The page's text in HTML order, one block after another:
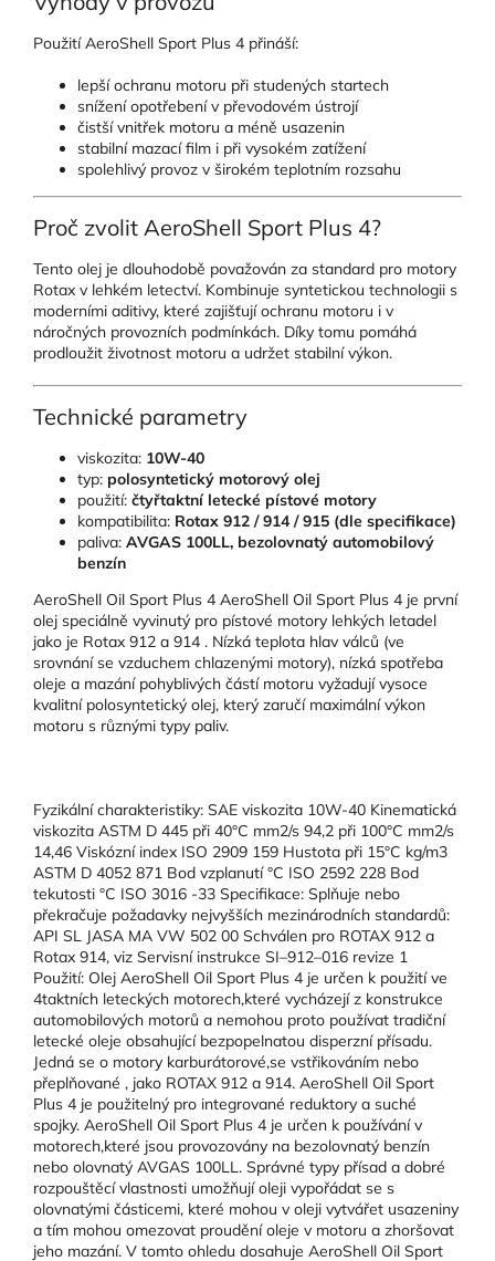
Použití AeroShell Sport Plus 4 přináší:
lepší ochranu motoru při studených startech
snížení opotřebení v převodovém ústrojí
čistší vnitřek motoru a méně usazenin
stabilní mazací film i při vysokém zatížení
spolehlivý provoz v širokém teplotním rozsahu
Proč zvolit AeroShell Sport Plus 4?
Tento olej je dlouhodobě považován za standard pro motory
Rotax v lehkém letectví. Kombinuje syntetickou technologii s
moderními aditivy, které zajišťují ochranu motoru i v
náročných provozních podmínkách. Díky tomu pomáhá
prodloužit životnost motoru a udržet stabilní výkon.
Technické parametry
viskozita: 10W-40
typ: polosyntetický motorový olej
použití: čtyřtaktní letecké pístové motory
kompatibilita: Rotax 912 / 914 / 915 (dle specifikace)
paliva: AVGAS 100LL, bezolovnatý automobilový
benzín
AeroShell Oil Sport Plus 4 AeroShell Oil Sport Plus 4 je první
olej speciálně vyvinutý pro pístové motory lehkých letadel
jako je Rotax 912 a 914 . Nízká teplota hlav válců (ve
srovnání se vzduchem chlazenými motory), nízká spotřeba
oleje a mazání pohyblivých částí motoru vyžadují vysoce
kvalitní polosyntetický olej, který zaručí maximální výkon
motoru s různými typy paliv.
Fyzikální charakteristiky: SAE viskozita 10W-40 Kinematická
viskozita ASTM D 445 při 40°C mm2/s 94,2 při 100°C mm2/s
14,46 Viskózní index ISO 2909 159 Hustota při 15°C kg/m3
ASTM D 4052 871 Bod vzplanutí °C ISO 2592 228 Bod
tekutosti °C ISO 3016 -33 Specifikace: Splňuje nebo
překračuje požadavky nejvyšších mezinárodních standardů:
API SL JASA MA VW 502 00 Schválen pro ROTAX 912 a
Rotax 914, viz Servisní instrukce SI–912–016 revize 1
Použití: Olej AeroShell Oil Sport Plus 4 je určen k použití ve
4taktních leteckých motorech,které vycházejí z konstrukce
automobilových motorů a nemohou proto používat tradiční
letecké oleje obsahující bezpopelnatou disperzní přísadu.
Jedná se o motory karburátorové,se vstřikováním nebo
přeplňované , jako ROTAX 912 a 914. AeroShell Oil Sport
Plus 4 je použitelný pro integrované reduktory a suché
spojky. AeroShell Oil Sport Plus 4 je určen k používání v
motorech,které jsou provozovány na bezolovnatý benzín
nebo olovnatý AVGAS 100LL. Správné typy přísad a dobré
rozpouštěcí vlastnosti umožňují oleji vypořádat se s
olovnatými částicemi, které mohou v oleji vytvářet usazeniny
a tím mohou omezovat proudění oleje v motoru a zhoršovat
jeho mazání. V tomto ohledu dosahuje AeroShell Oil Sport